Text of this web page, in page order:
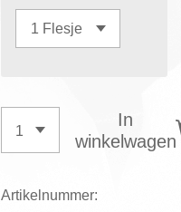
In
winkelwagen
Artikelnummer: